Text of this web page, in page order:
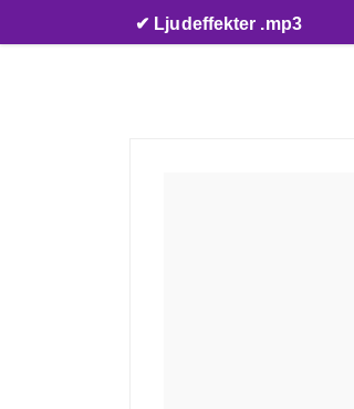
✔ Ljudeffekter .mp3